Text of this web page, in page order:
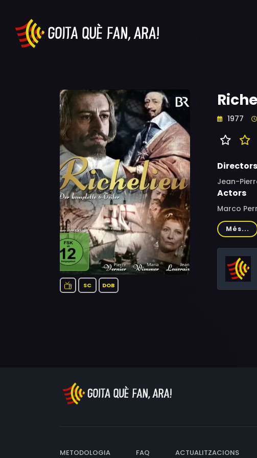
SC DOB
1977
Directors
Jean-
Actors
Marco
Deleuze,
Bernard,
Més...
METODOLOGIA FAQ ACTUALITZACIONS